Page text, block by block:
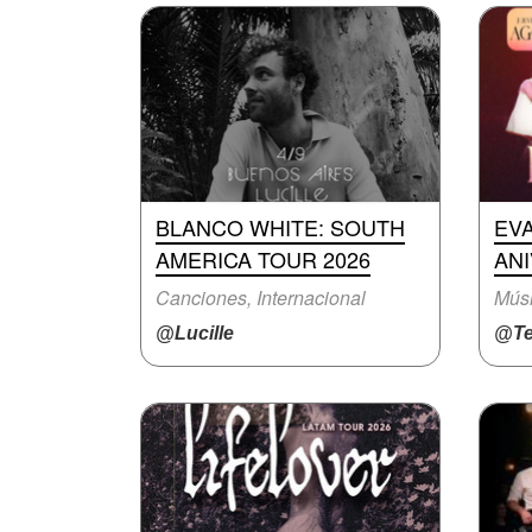
BLANCO WHITE: SOUTH
AMERICA TOUR 2026
Canciones, Internacional
@Lucille